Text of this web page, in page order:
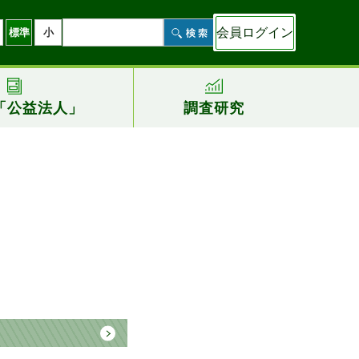
標準 小 会員ログイン
益法人」 調査研究